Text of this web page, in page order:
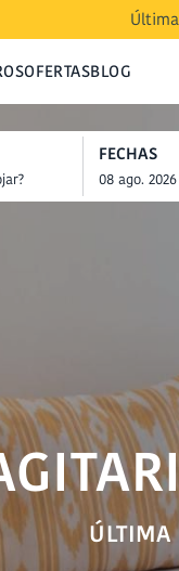
OFERTASBLOG
ÚLTIMA
FECHAS